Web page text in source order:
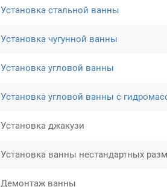
Установка стальной ванны
Установка чугунной ванны
Установка угловой ванны
Установка угловой ванны с
Установка джакузи
Установка ванны нестандартных
Демонтаж ванны